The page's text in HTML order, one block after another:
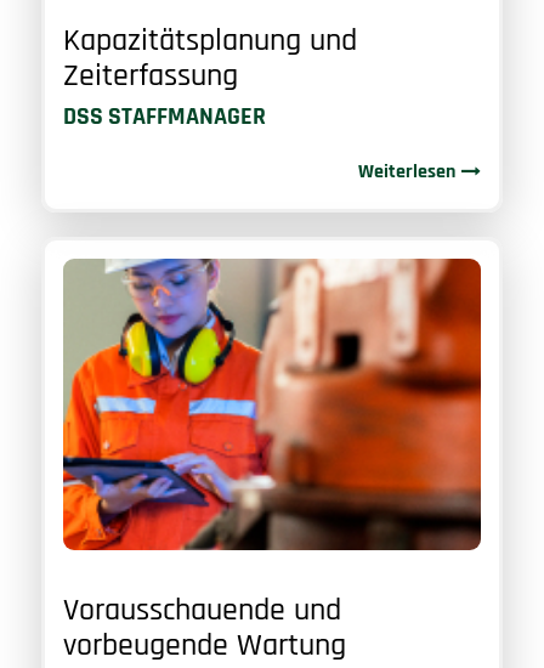
Kapazitätsplanung und
Zeiterfassung
DSS STAFFMANAGER
Weiterlesen
Vorausschauende und
vorbeugende Wartung